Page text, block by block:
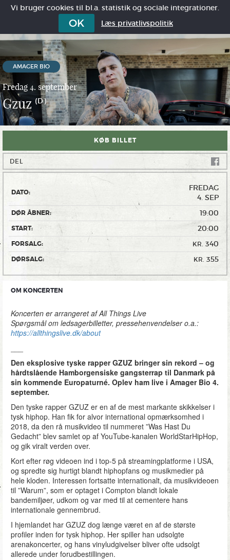
Vi bruger cookies til bl.a. statistik og sociale integrationer.
OK Læs privatlivspolitik
AMAGER BIO
Fredag 4. september
Gzuz (D)
KØB BILLET
DEL
DATO:
FREDAG
4. SEP
DØR ÅBNER: 19:00
START: 20:00
FORSALG: KR. 340
DØRSALG: KR. 355
OM KONCERTEN
Koncerten er arrangeret af All Things Live
Spørgsmål om ledsagerbilletter, pressehenvendelser o.a.:
https://allthingslive.dk/about
Den eksplosive tyske rapper GZUZ bringer sin rekord – og
hårdtslående Hamborgensiske gangsterrap til Danmark på
sin kommende Europaturné. Oplev ham live i Amager Bio 4.
september.
Den tyske rapper GZUZ er en af de mest markante skikkelser i
tysk hiphop. Han fik for alvor international opmærksomhed i
2018, da den rå musikvideo til nummeret ”Was Hast Du
Gedacht” blev samlet op af YouTube-kanalen WorldStarHipHop,
og gik viralt verden over.
Kort efter røg videoen ind i top-5 på streamingplatforme i USA,
og spredte sig hurtigt blandt hiphopfans og musikmedier på
hele kloden. Interessen fortsatte internationalt, da musikvideoen
til ”Warum”, som er optaget i Compton blandt lokale
bandemiljøer, udkom og var med til at cementere hans
internationale gennembrud.
I hjemlandet har GZUZ dog længe været en af de største
profiler inden for tysk hiphop. Her spiller han udsolgte
arenakoncerter, og hans vinyludgivelser bliver ofte udsolgt
allerede under forudbestillingen.